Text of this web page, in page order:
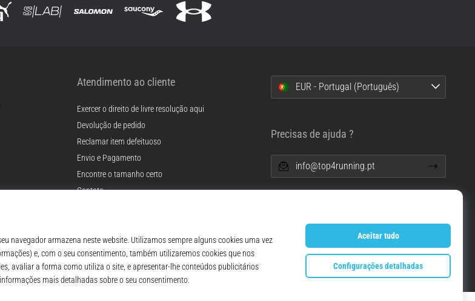
Atendimento ao cliente
Exercer o direito de livre resolução aqui
Devolução de pedido
Reclamar item defeituoso
Envio e Pagamento
Encontre o tamanho certo
Contato
EUR - Portugal (Português)
Precisas de ajuda ?
info@top4running.pt
© 2010 – 2026 Top4Running.pt